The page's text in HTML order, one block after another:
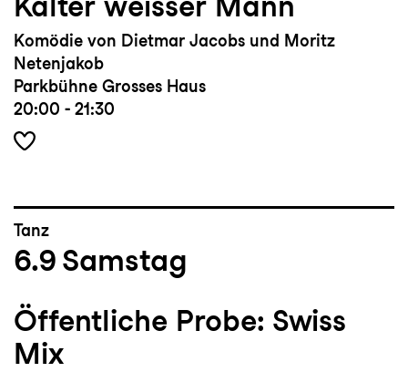
Komödie von Dietmar Jacobs und Moritz
Netenjakob
Parkbühne Grosses Haus
20:00 - 21:30
Tanz
6.9 Samstag
Öffentliche Probe: Swiss
Mix